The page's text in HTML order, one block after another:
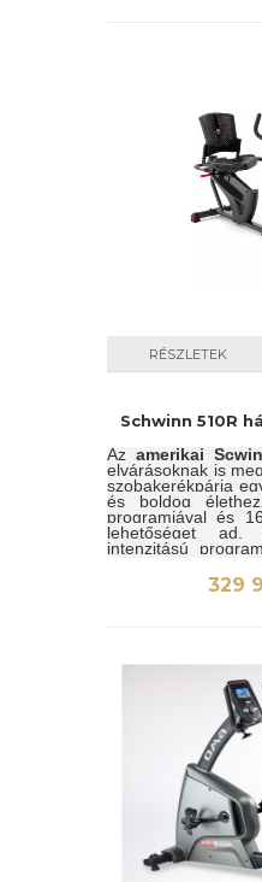
RÉSZLETEK
Schwinn 510R
Az amerikai
elvárásoknak is
szobakerékpárja
és boldog
programjával és
lehetőséget
intenzitású
érrendszerének
329